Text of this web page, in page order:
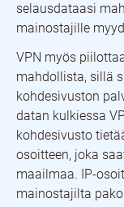
selausdataasi
mainostajille
VPN myös
mahdollista, sillä
kohdesivuston
datan kulkiessa
kohdesivusto
osoitteen, joka
maailmaa. IP-
mainostajilta